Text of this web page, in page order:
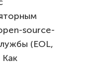
source-
(EOL,